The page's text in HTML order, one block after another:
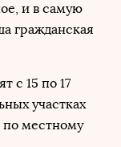
и в самую
гражданская
с 15 по 17
участках
местному